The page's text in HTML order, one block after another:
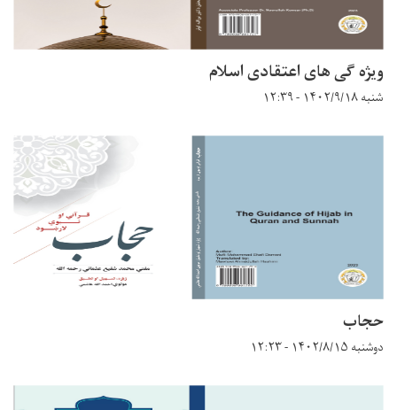
ویژه ګی های اعتقادی اسلام
شنبه ۱۴۰۲/۹/۱۸ - ۱۲:۳۹
حجاب
دوشنبه ۱۴۰۲/۸/۱۵ - ۱۲:۲۳